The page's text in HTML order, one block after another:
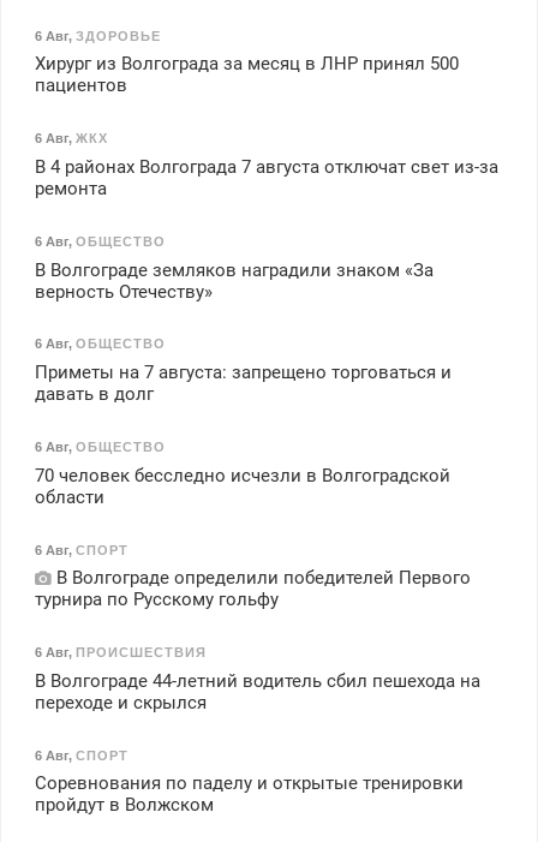
6 Авг, ЗДОРОВЬЕ
Хирург из Волгограда за месяц в ЛНР принял 500
пациентов
6 Авг, ЖКХ
В 4 районах Волгограда 7 августа отключат свет из-за
ремонта
6 Авг, ОБЩЕСТВО
В Волгограде земляков наградили знаком «За
верность Отечеству»
6 Авг, ОБЩЕСТВО
Приметы на 7 августа: запрещено торговаться и
давать в долг
6 Авг, ОБЩЕСТВО
70 человек бесследно исчезли в Волгоградской
области
6 Авг, СПОРТ
В Волгограде определили победителей Первого
турнира по Русскому гольфу
6 Авг, ПРОИСШЕСТВИЯ
В Волгограде 44-летний водитель сбил пешехода на
переходе и скрылся
6 Авг, СПОРТ
Соревнования по паделу и открытые тренировки
пройдут в Волжском